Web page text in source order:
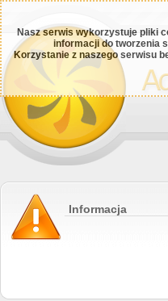
Nasz serwis wykorzystuje pliki
informacji do tworzenia
Korzystanie z naszego serwisu
Informacja